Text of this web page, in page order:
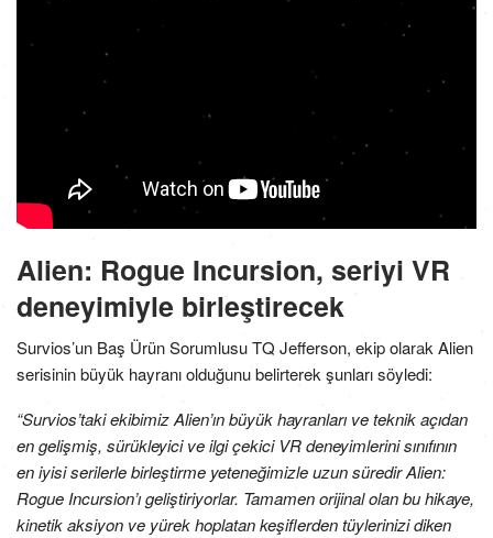
Alien: Rogue Incursion, seriyi VR
deneyimiyle birleştirecek
Survios’un Baş Ürün Sorumlusu TQ Jefferson, ekip olarak Alien
serisinin büyük hayranı olduğunu belirterek şunları söyledi:
“Survios’taki ekibimiz Alien’ın büyük hayranları ve teknik açıdan
en gelişmiş, sürükleyici ve ilgi çekici VR deneyimlerini sınıfının
en iyisi serilerle birleştirme yeteneğimizle uzun süredir Alien:
Rogue Incursion’ı geliştiriyorlar. Tamamen orijinal olan bu hikaye,
kinetik aksiyon ve yürek hoplatan keşiflerden tüylerinizi diken